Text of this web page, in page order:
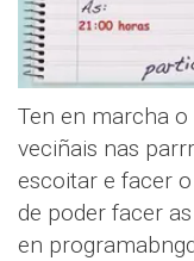
Ten en marcha o
veciñais nas
escoitar e facer
de poder facer
en